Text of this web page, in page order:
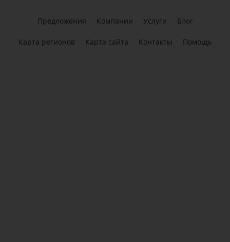
Предложения Компании Услуги Блог
Карта регионов Карта сайта Контакты Помощь